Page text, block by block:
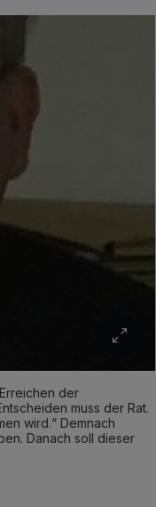
der
muss der Rat.
wird.“ Demnach
Danach soll dieser